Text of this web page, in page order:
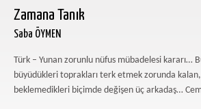
Zamana Tanık
Saba ÖYMEN
Türk – Yunan zorunlu nüfus mübadelesi kararı…
büyüdükleri toprakları terk etmek zorunda kalan,
beklemedikleri biçimde değişen üç arkadaş…